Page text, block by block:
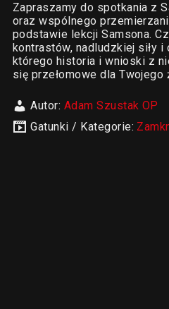
Zapraszamy do spotkania z
oraz wspólnego
podstawie lekcji Samsona.
kontrastów, nadludzkiej siły i
którego historia i wnioski z
się przełomowe dla Twojego
Autor: Adam Szustak OP
Gatunki / Kategorie: